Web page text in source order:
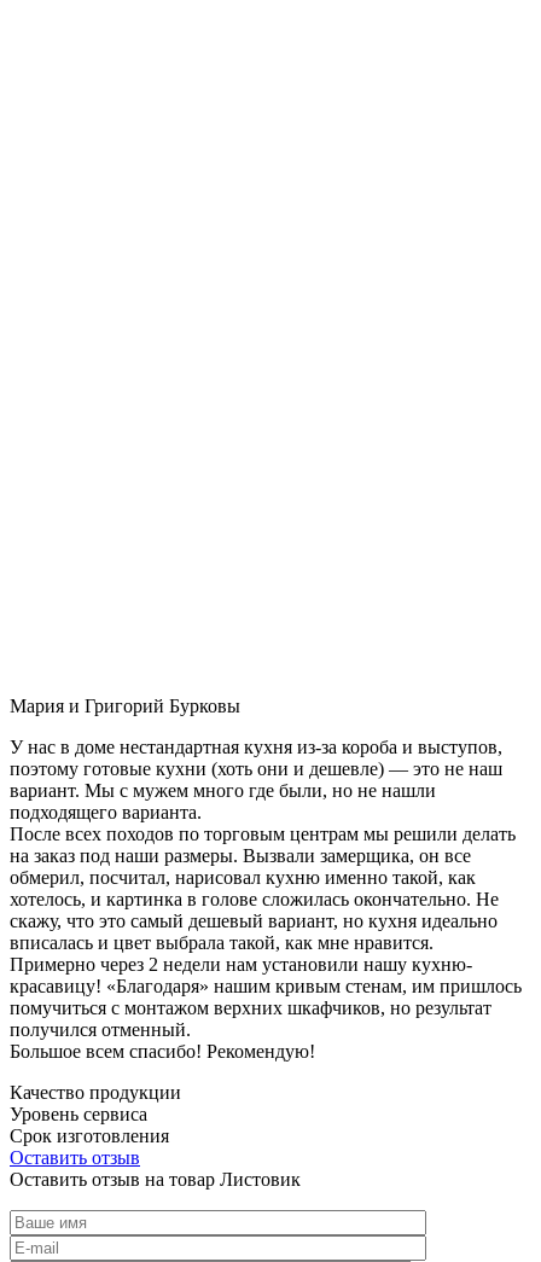
Мария и Григорий Бурковы
У нас в доме нестандартная кухня из-за короба и выступов,
поэтому готовые кухни (хоть они и дешевле) — это не наш
вариант. Мы с мужем много где были, но не нашли
подходящего варианта.
После всех походов по торговым центрам мы решили делать
на заказ под наши размеры. Вызвали замерщика, он все
обмерил, посчитал, нарисовал кухню именно такой, как
хотелось, и картинка в голове сложилась окончательно. Не
скажу, что это самый дешевый вариант, но кухня идеально
вписалась и цвет выбрала такой, как мне нравится.
Примерно через 2 недели нам установили нашу кухню-
красавицу! «Благодаря» нашим кривым стенам, им пришлось
помучиться с монтажом верхних шкафчиков, но результат
получился отменный.
Большое всем спасибо! Рекомендую!
Качество продукции
Уровень сервиса
Срок изготовления
Оставить отзыв
Оставить отзыв на товар Листовик